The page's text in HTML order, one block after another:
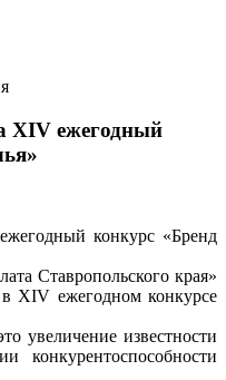
XIV ежегодный
конкурс «Бренд
Ставропольского края»
XIV ежегодном конкурсе
увеличение известности
конкурентоспособности